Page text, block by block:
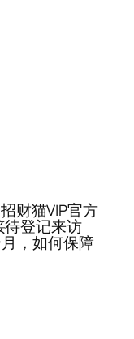
财猫VIP官方
登记来访
，如何保障